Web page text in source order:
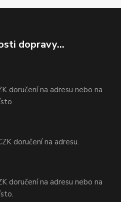
dopravy...
doručení na adresu nebo na
doručení na adresu.
doručení na adresu nebo na